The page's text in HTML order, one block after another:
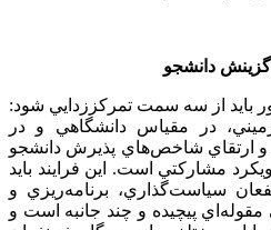
دانشجو
بايد از سه سمت تمرکززدايي شود:
در مقياس دانشگاهي و در
ارتقاي شاخص‌هاي پذيرش دانشجو
مشاركتي است. اين فرايند بايد
سياست‌گذاري، برنامه‌ريزي و
پيچيده و چند جانبه است و